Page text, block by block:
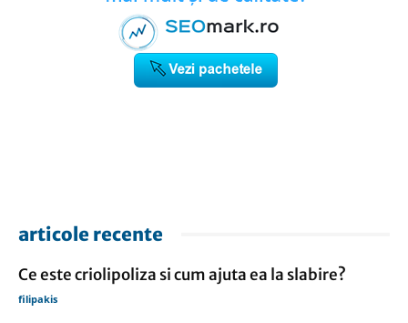
articole recente
Ce este criolipoliza si cum ajuta ea la slabire?
filipakis